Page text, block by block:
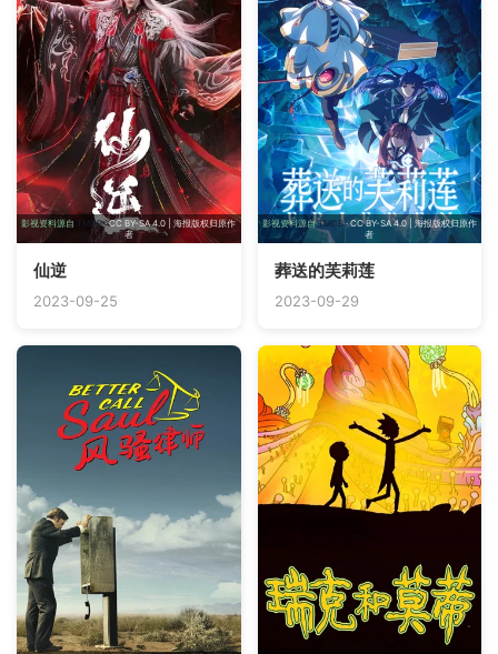
影视资料源自 TMDB· CC BY-SA 4.0 | 海报版权归原作
者
仙逆
2023-09-25
影视资料源自TMDB· CC BY-SA 4.0 | 海报版权归原作
者
葬送的芙莉莲
2023-09-29